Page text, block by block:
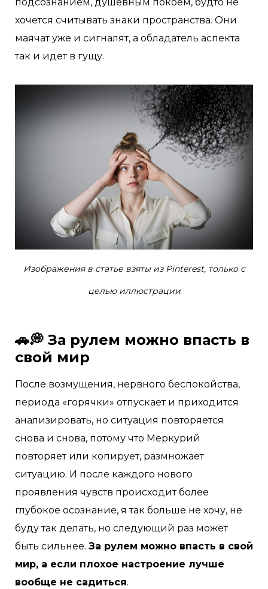
хочется считывать знаки пространства. Они
маячат уже и сигналят, а обладатель аспекта
так и идет в гущу.
Изображения в статье взяты из Pinterest, только с
целью иллюстрации
🚗💭 За рулем можно впасть в
свой мир
После возмущения, нервного беспокойства,
периода «горячки» отпускает и приходится
анализировать, но ситуация повторяется
снова и снова, потому что Меркурий
повторяет или копирует, размножает
ситуацию. И после каждого нового
проявления чувств происходит более
глубокое осознание, я так больше не хочу, не
буду так делать, но следующий раз может
быть сильнее. За рулем можно впасть в свой
мир, а если плохое настроение лучше
вообще не садиться.